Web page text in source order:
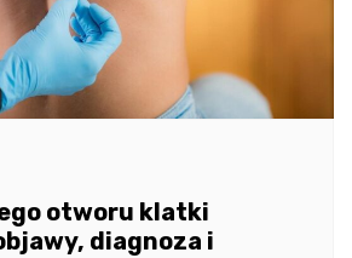
otworu klatki
diagnoza i